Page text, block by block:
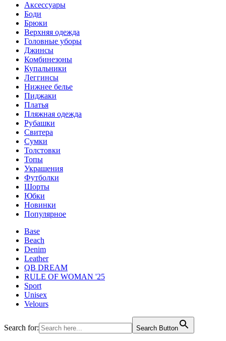
Аксессуары
Боди
Брюки
Верхняя одежда
Головные уборы
Джинсы
Комбинезоны
Купальники
Леггинсы
Нижнее белье
Пиджаки
Платья
Пляжная одежда
Рубашки
Свитера
Сумки
Толстовки
Топы
Украшения
Футболки
Шорты
Юбки
Новинки
Популярное
Base
Beach
Denim
Leather
QB DREAM
RULE OF WOMAN '25
Sport
Unisex
Velours
Search for: Search Button